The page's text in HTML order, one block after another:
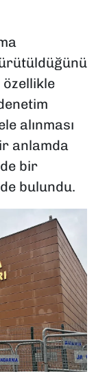
özellikle
alınması
anlamda
bir
bulundu.